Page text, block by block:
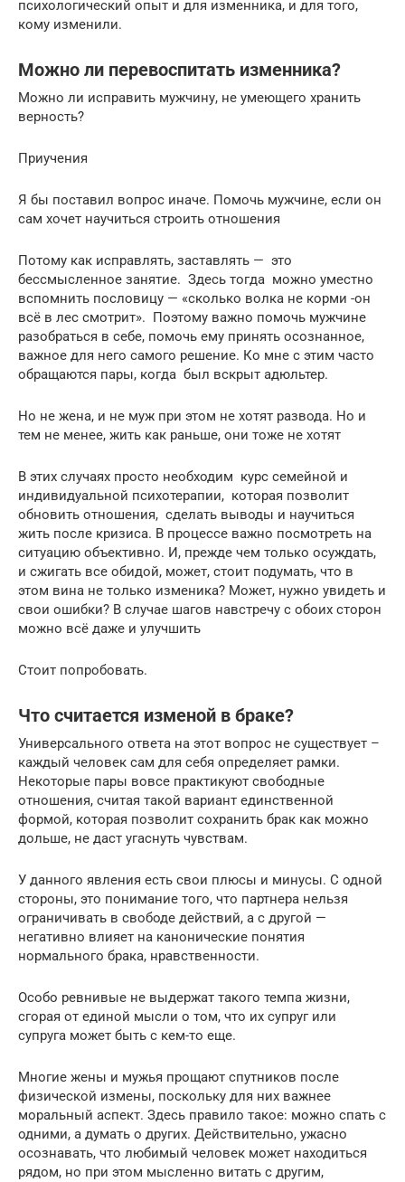
психологический опыт и для изменника, и для того,
кому изменили.
Можно ли перевоспитать изменника?
Можно ли исправить мужчину, не умеющего хранить
верность?
Приучения
Я бы поставил вопрос иначе. Помочь мужчине, если он
сам хочет научиться строить отношения
Потому как исправлять, заставлять — это
бессмысленное занятие. Здесь тогда можно уместно
вспомнить пословицу — «сколько волка не корми -он
всё в лес смотрит». Поэтому важно помочь мужчине
разобраться в себе, помочь ему принять осознанное,
важное для него самого решение. Ко мне с этим часто
обращаются пары, когда был вскрыт адюльтер.
Но не жена, и не муж при этом не хотят развода. Но и
тем не менее, жить как раньше, они тоже не хотят
В этих случаях просто необходим курс семейной и
индивидуальной психотерапии, которая позволит
обновить отношения, сделать выводы и научиться
жить после кризиса. В процессе важно посмотреть на
ситуацию объективно. И, прежде чем только осуждать,
и сжигать все обидой, может, стоит подумать, что в
этом вина не только изменика? Может, нужно увидеть и
свои ошибки? В случае шагов навстречу с обоих сторон
можно всё даже и улучшить
Стоит попробовать.
Что считается изменой в браке?
Универсального ответа на этот вопрос не существует –
каждый человек сам для себя определяет рамки.
Некоторые пары вовсе практикуют свободные
отношения, считая такой вариант единственной
формой, которая позволит сохранить брак как можно
дольше, не даст угаснуть чувствам.
У данного явления есть свои плюсы и минусы. С одной
стороны, это понимание того, что партнера нельзя
ограничивать в свободе действий, а с другой —
негативно влияет на канонические понятия
нормального брака, нравственности.
Особо ревнивые не выдержат такого темпа жизни,
сгорая от единой мысли о том, что их супруг или
супруга может быть с кем-то еще.
Многие жены и мужья прощают спутников после
физической измены, поскольку для них важнее
моральный аспект. Здесь правило такое: можно спать с
одними, а думать о других. Действительно, ужасно
осознавать, что любимый человек может находиться
рядом, но при этом мысленно витать с другим,